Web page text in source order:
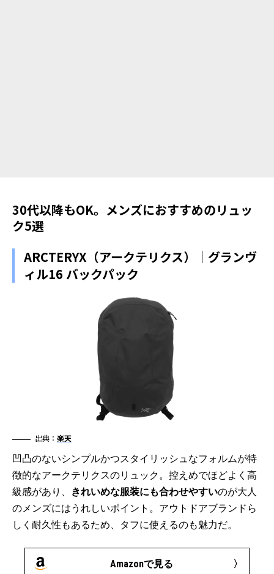
30代以降もOK。メンズにおすすめのリュッ
ク5選
ARCTERYX（アークテリクス）｜グランヴ
ィル16 バックパック
出典： 楽天
凹凸のないシンプルかつスタイリッシュなフォルムが特
徴的なアークテリクスのリュック。控えめでほどよく高
級感があり、
きれいめな服装にも合わせやすいのが大人
のメンズにはうれしいポイント。アウトドアブランドら
しく耐久性もあるため、タフに使えるのも魅力だ。
Amazonで見る